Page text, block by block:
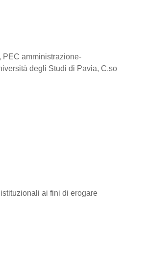
PEC amministrazione-
degli Studi di Pavia, C.so
ai fini di erogare